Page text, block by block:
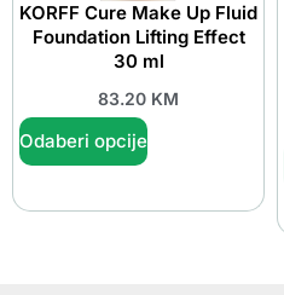
KORFF Cure Make Up Fluid
Foundation Lifting Effect
30 ml
83.20 KM
Odaberi opcije